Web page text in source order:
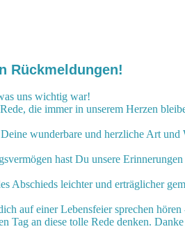
Rückmeldungen!
uns wichtig war!
die immer in unserem Herzen
wunderbare und herzliche Art und
hast Du unsere
Abschieds leichter und erträglicher
auf einer Lebensfeier sprechen hören
Tag an diese tolle Rede denken.